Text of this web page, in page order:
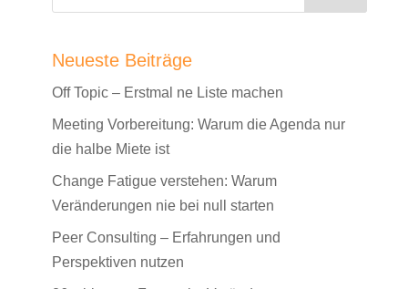
Neueste Beiträge
Off Topic – Erstmal ne Liste machen
Meeting Vorbereitung: Warum die Agenda nur
die halbe Miete ist
Change Fatigue verstehen: Warum
Veränderungen nie bei null starten
Peer Consulting – Erfahrungen und
Perspektiven nutzen